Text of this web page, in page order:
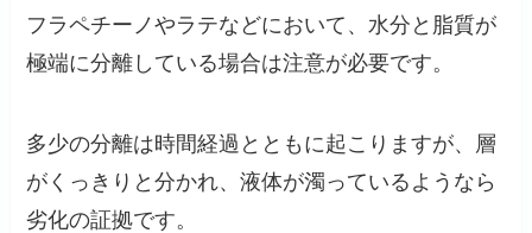
フラペチーノやラテなどにおいて、水分と脂質が
極端に分離している場合は注意が必要です。
多少の分離は時間経過とともに起こりますが、層
がくっきりと分かれ、液体が濁っているようなら
劣化の証拠です。